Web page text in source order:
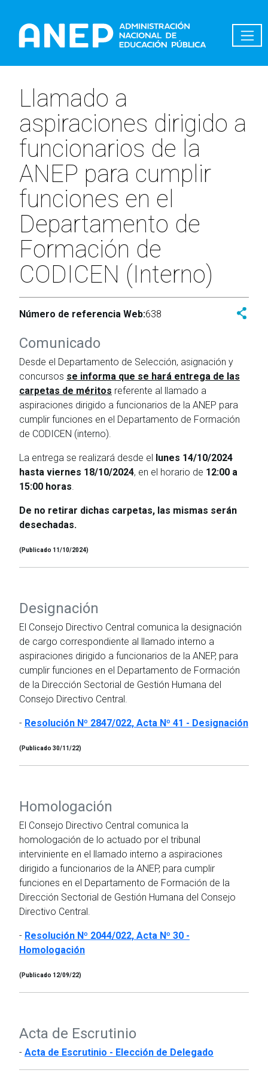
Llamado a
aspiraciones dirigido a
funcionarios de la
ANEP para cumplir
funciones en el
Departamento de
Formación de
CODICEN (Interno)
Número de referencia Web:638
Comunicado
Desde el Departamento de Selección, asignación y
concursos se informa que se hará entrega de las
carpetas de méritos referente al llamado a
aspiraciones dirigido a funcionarios de la ANEP para
cumplir funciones en el Departamento de Formación
de CODICEN (interno).
La entrega se realizará desde el
lunes 14/10/2024
hasta viernes 18/10/2024, en el horario de 12:00 a
15:00 horas.
De no retirar dichas carpetas, las mismas serán
desechadas.
(Publicado 11/10/2024)
Designación
El Consejo Directivo Central comunica la designación
de cargo correspondiente al llamado interno a
aspiraciones dirigido a funcionarios de la ANEP, para
cumplir funciones en el Departamento de Formación
de la Dirección Sectorial de Gestión Humana del
Consejo Directivo Central.
- Resolución Nº 2847/022, Acta Nº 41 - Designación
(Publicado 30/11/22)
Homologación
El Consejo Directivo Central comunica la
homologación de lo actuado por el tribunal
interviniente en el llamado interno a aspiraciones
dirigido a funcionarios de la ANEP, para cumplir
funciones en el Departamento de Formación de la
Dirección Sectorial de Gestión Humana del Consejo
Directivo Central.
- Resolución Nº 2044/022, Acta Nº 30 -
Homologación
(Publicado 12/09/22)
Acta de Escrutinio
- Acta de Escrutinio - Elección de Delegado